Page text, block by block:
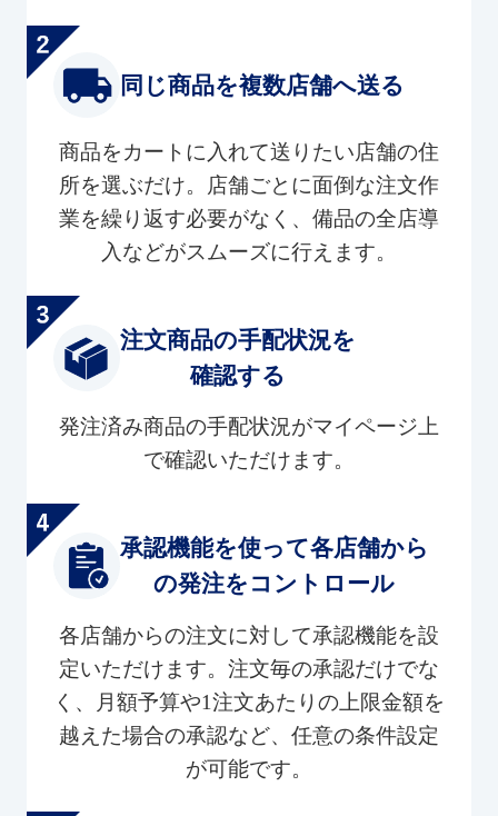
同じ商品を複数店舗へ送る
商品をカートに入れて送りたい店舗の住
所を選ぶだけ。店舗ごとに面倒な注文作
業を繰り返す必要がなく、備品の全店導
入などがスムーズに行えます。
注文商品の手配状況を
確認する
発注済み商品の手配状況がマイページ上
で確認いただけます。
承認機能を使って各店舗から
の発注をコントロール
各店舗からの注文に対して承認機能を設
定いただけます。注文毎の承認だけでな
く、月額予算や1注文あたりの上限金額を
越えた場合の承認など、任意の条件設定
が可能です。